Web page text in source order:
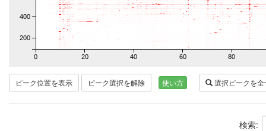
0 20 40 60 80
200
400
ピーク位置を表示 ピーク選択を解除 使い方 選択ピークを
検索: